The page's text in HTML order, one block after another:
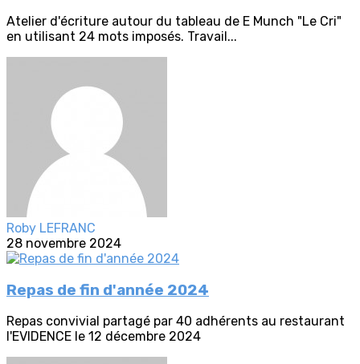
Atelier d'écriture autour du tableau de E Munch "Le Cri"
en utilisant 24 mots imposés. Travail...
Roby LEFRANC
28 novembre 2024
Repas de fin d'année 2024
Repas convivial partagé par 40 adhérents au restaurant
l'EVIDENCE le 12 décembre 2024